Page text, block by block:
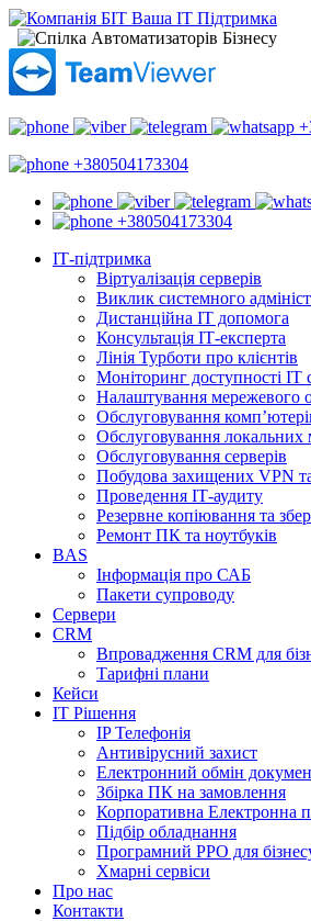
+380504173304
+380504173304
ІТ-підтримка
Віртуалізація серверів
Виклик системного
Дистанційна ІТ допомога
Консультація ІТ-експерта
Лінія Турботи про клієнтів
Моніторинг доступності ІТ
Налаштування мережевого
Обслуговування
Обслуговування локальних
Обслуговування серверів
Побудова захищених VPN
Проведення ІТ-аудиту
Резервне копіювання та
Ремонт ПК та ноутбуків
BAS
Інформація про САБ
Пакети супроводу
Сервери
CRM
Впровадження CRM для
Тарифні плани
Кейси
ІТ Рішення
IP Телефонія
Антивірусний захист
Електронний обмін
Збірка ПК на замовлення
Корпоративна Електронна
Підбір обладнання
Програмний РРО для
Хмарні сервіси
Про нас
Контакти